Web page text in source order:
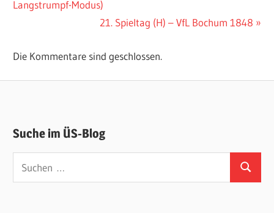
Beitrag:
Langstrumpf-Modus)
Nächster
21. Spieltag (H) – VfL Bochum 1848
Die Kommentare sind geschlossen.
Suche im ÜS-Blog
Suchen